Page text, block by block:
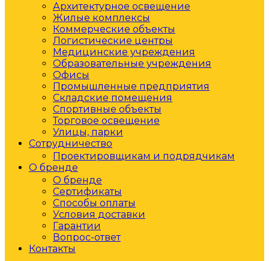
Архитектурное освещение
Жилые комплексы
Коммерческие объекты
Логистические центры
Медицинские учреждения
Образовательные учреждения
Офисы
Промышленные предприятия
Складские помещения
Спортивные объекты
Торговое освещение
Улицы, парки
Сотрудничество
Проектировщикам и подрядчикам
О бренде
О бренде
Сертификаты
Способы оплаты
Условия доставки
Гарантии
Вопрос-ответ
Контакты